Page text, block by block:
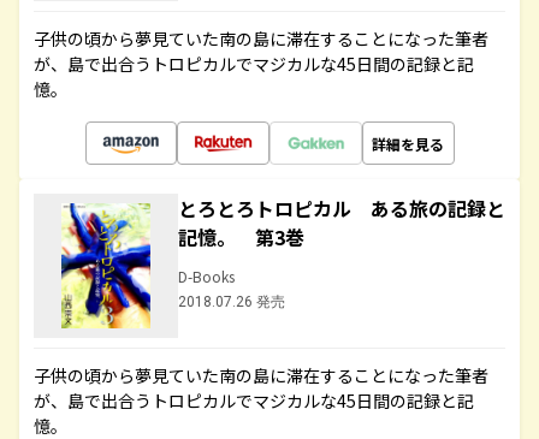
子供の頃から夢見ていた南の島に滞在することになった筆者
が、島で出合うトロピカルでマジカルな45日間の記録と記
憶。
詳細を見る
とろとろトロピカル ある旅の記録と
記憶。 第3巻
D-Books
2018.07.26 発売
子供の頃から夢見ていた南の島に滞在することになった筆者
が、島で出合うトロピカルでマジカルな45日間の記録と記
憶。